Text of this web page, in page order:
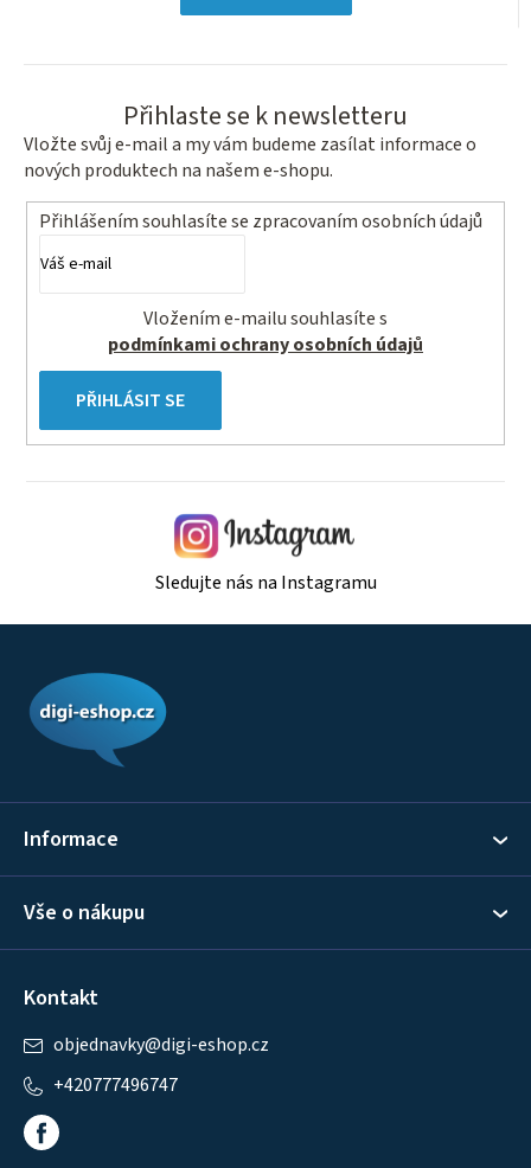
hvězdiček.
Přihlaste se k newsletteru
Vložte svůj e-mail a my vám budeme zasílat informace o
nových produktech na našem e-shopu.
Přihlášením souhlasíte se zpracovaním osobních údajů
podmínkami ochrany osobních údajů
PŘIHLÁSIT SE
Sledujte nás na Instagramu
Informace
Vše o nákupu
Kontakt
objednavky@digi-eshop.cz
+420777496747